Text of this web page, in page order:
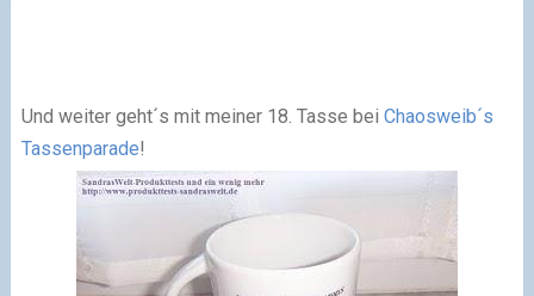
Und weiter geht´s mit meiner 18. Tasse bei Chaosweib´s
Tassenparade!